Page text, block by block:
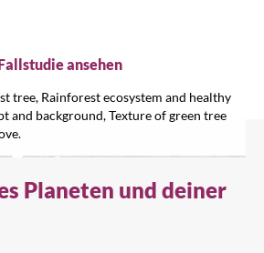
suchen...
ansehen
Planeten und deiner
tree, Rainforest ecosystem and healthy
and background, Texture of green tree